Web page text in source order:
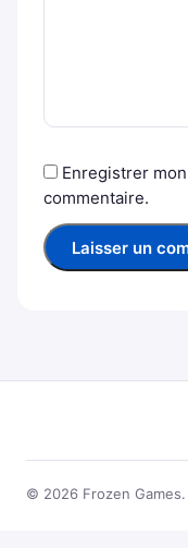
Enregistrer
commentaire.
© 2026 Frozen